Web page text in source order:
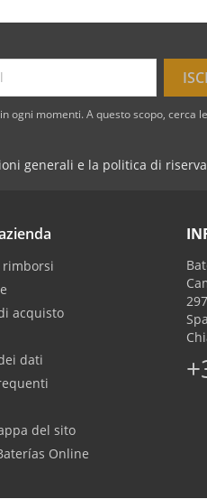
ogni momenti. A questo scopo, cerca
generali e la politica di
rimborsi
acquisto
dati
del sito
Online